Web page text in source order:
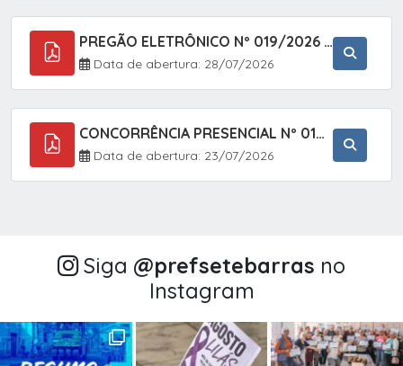
PREGÃO ELETRÔNICO Nº 019/2026 - CONTRATAÇÃO DE EMPRESA ESPECIALIZADA PARA A PRESTAÇÃO DE SERVIÇOS VETERINÁRIOS CLÍNICOS E CIRÚRGICOS, COM FOCO EM AÇÕES DE SAÚDE PÚBLICA, BEM-ESTAR ANIMAL E CONTROLE POPULACIONAL ÉTICO DE CÃES E GATOS, EM ATENDIMENTO À
Data de abertura: 28/07/2026
CONCORRÊNCIA PRESENCIAL Nº 018/2026 - PAVIMENTAÇÃO ASFÁLTICA NO BAIRRO VOTUPOCA ? ESTRADA DA RAPOSA, NO MUNICÍPIO DE SETE BARRAS/SP
Data de abertura: 23/07/2026
Siga @‌prefsetebarras no
Instagram